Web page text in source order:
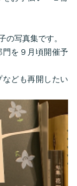
の写真集です。
を９月頃開催予
ども再開したい